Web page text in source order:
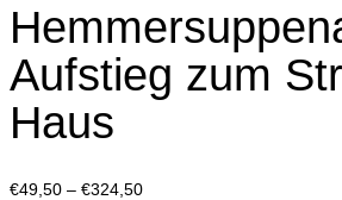
Aufstieg zum
Haus
€49,50 – €324,50Preisspanne: